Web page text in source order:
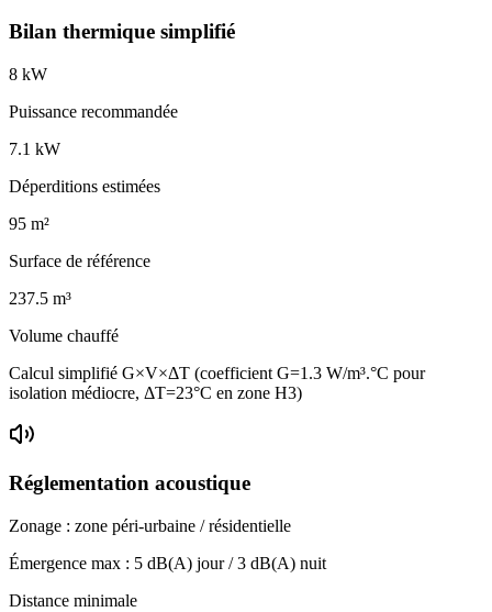
Bilan thermique simplifié
8 kW
Puissance recommandée
7.1 kW
Déperditions estimées
95 m²
Surface de référence
237.5 m³
Volume chauffé
Calcul simplifié G×V×ΔT (coefficient G=1.3 W/m³.°C pour
isolation médiocre, ΔT=23°C en zone H3)
Réglementation acoustique
Zonage : zone péri-urbaine / résidentielle
Émergence max : 5 dB(A) jour /3 dB(A) nuit
Distance minimale